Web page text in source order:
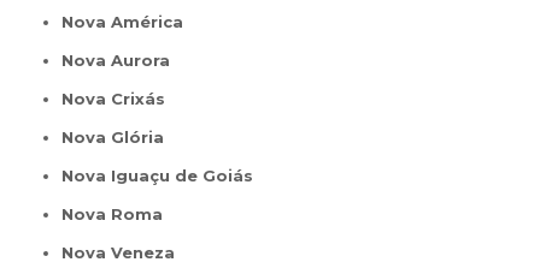
Nova América
Nova Aurora
Nova Crixás
Nova Glória
Nova Iguaçu de Goiás
Nova Roma
Nova Veneza